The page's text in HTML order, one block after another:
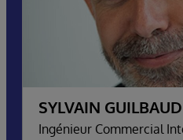
SYLVAIN GUILBAUD